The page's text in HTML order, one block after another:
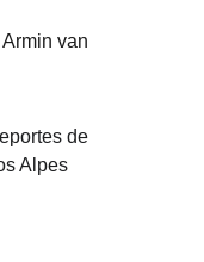
van
de
Alpes